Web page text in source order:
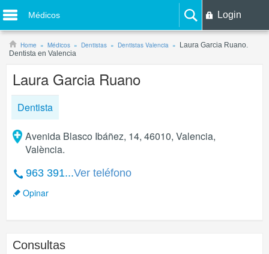
Médicos Login
Home Médicos Dentistas Dentistas Valencia
Laura Garcia Ruano.
Dentista en Valencia
Laura Garcia Ruano
Dentista
Avenida Blasco Ibáñez, 14, 46010, Valencia,
València.
963 391...Ver teléfono
Opinar
Consultas